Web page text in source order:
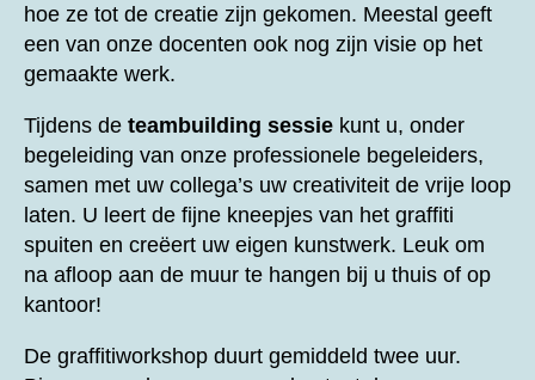
hoe ze tot de creatie zijn gekomen. Meestal geeft
een van onze docenten ook nog zijn visie op het
gemaakte werk.
Tijdens de teambuilding sessie kunt u, onder
begeleiding van onze professionele begeleiders,
samen met uw collega’s uw creativiteit de vrije loop
laten. U leert de fijne kneepjes van het graffiti
spuiten en creëert uw eigen kunstwerk. Leuk om
na afloop aan de muur te hangen bij u thuis of op
kantoor!
De graffitiworkshop duurt gemiddeld twee uur.